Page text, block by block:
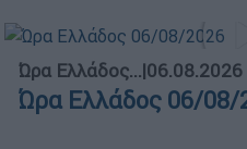
Ώρα Ελλάδος...|
Ώρα Ελλάδος 06/08/